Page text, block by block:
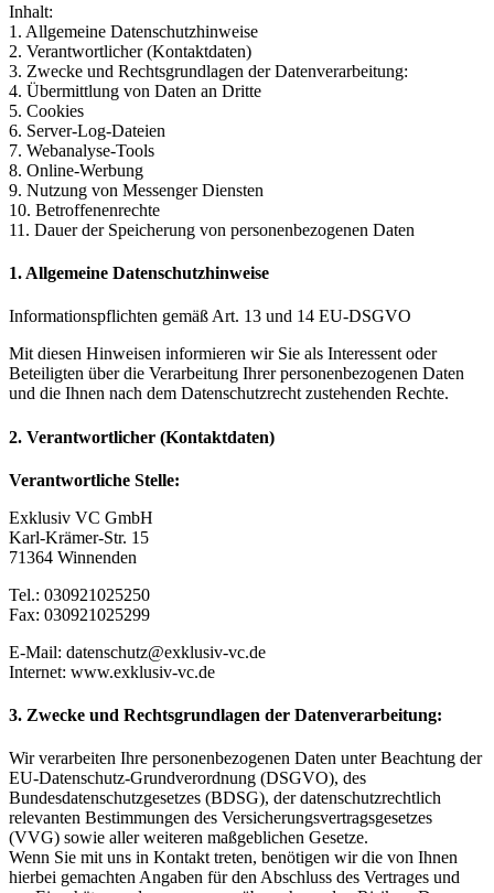
Inhalt:
1. Allgemeine Datenschutzhinweise
2. Verantwortlicher (Kontaktdaten)
3. Zwecke und Rechtsgrundlagen der Datenverarbeitung:
4. Übermittlung von Daten an Dritte
5. Cookies
6. Server-Log-Dateien
7. Webanalyse-Tools
8. Online-Werbung
9. Nutzung von Messenger Diensten
10. Betroffenenrechte
11. Dauer der Speicherung von personenbezogenen Daten
1. Allgemeine Datenschutzhinweise
Informationspflichten gemäß Art. 13 und 14 EU-DSGVO
Mit diesen Hinweisen informieren wir Sie als Interessent oder
Beteiligten über die Verarbeitung Ihrer personenbezogenen Daten
und die Ihnen nach dem Datenschutzrecht zustehenden Rechte.
2. Verantwortlicher (Kontaktdaten)
Verantwortliche Stelle:
Exklusiv VC GmbH
Karl-Krämer-Str. 15
71364 Winnenden
Tel.: 030921025250
Fax: 030921025299
E-Mail: datenschutz@exklusiv-vc.de
Internet: www.exklusiv-vc.de
3. Zwecke und Rechtsgrundlagen der Datenverarbeitung:
Wir verarbeiten Ihre personenbezogenen Daten unter Beachtung der
EU-Datenschutz-Grundverordnung (DSGVO), des
Bundesdatenschutzgesetzes (BDSG), der datenschutzrechtlich
relevanten Bestimmungen des Versicherungsvertragsgesetzes
(VVG) sowie aller weiteren maßgeblichen Gesetze.
Wenn Sie mit uns in Kontakt treten, benötigen wir die von Ihnen
hierbei gemachten Angaben für den Abschluss des Vertrages und